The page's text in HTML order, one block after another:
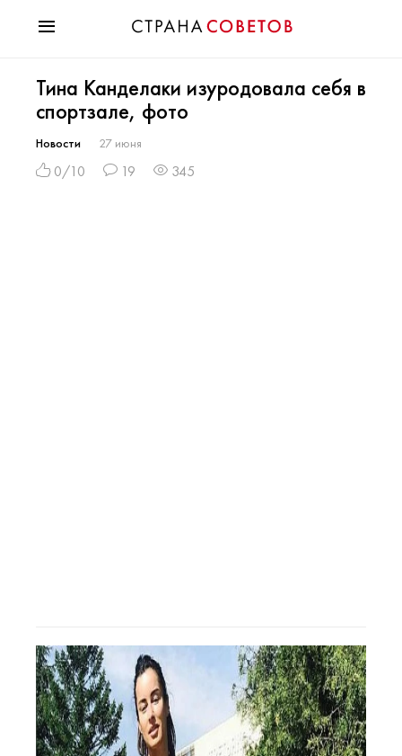
Мода
Звезды
Гороскопы
Здоровье
Тина Канделаки изуродовала себя в
спортзале, фото
Новости 27 июня
0/10 19 345